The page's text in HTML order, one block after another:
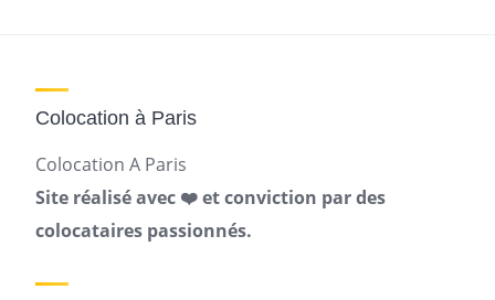
Colocation à Paris
Colocation A Paris
Site réalisé avec ❤️ et conviction par des
colocataires passionnés.